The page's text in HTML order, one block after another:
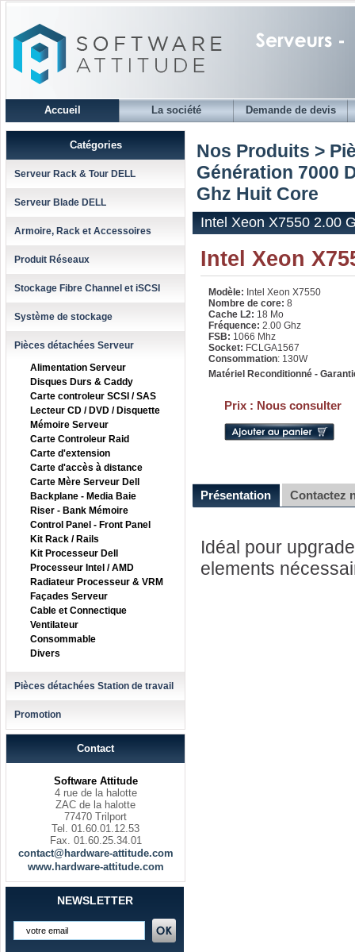
Accueil La société Demande de devis
Catégories
Serveur Rack & Tour DELL
Serveur Blade DELL
Armoire, Rack et Accessoires
Produit Réseaux
Stockage Fibre Channel et iSCSI
Système de stockage
Pièces détachées Serveur
Alimentation Serveur
Disques Durs & Caddy
Carte controleur SCSI / SAS
Lecteur CD / DVD / Disquette
Mémoire Serveur
Carte Controleur Raid
Carte d'extension
Carte d'accès à distance
Carte Mère Serveur Dell
Backplane - Media Baie
Riser - Bank Mémoire
Control Panel - Front Panel
Kit Rack / Rails
Kit Processeur Dell
Processeur Intel / AMD
Radiateur Processeur & VRM
Façades Serveur
Cable et Connectique
Ventilateur
Consommable
Divers
Pièces détachées Station de travail
Promotion
Contact
Software Attitude
4 rue de la halotte
ZAC de la halotte
77470 Trilport
Tel. 01.60.01.12.53
Fax. 01.60.25.34.01
contact@hardware-attitude.com
www.hardware-attitude.com
NEWSLETTER
Nos Produits >
Génération 7000
Ghz Huit Core
Intel Xeon X7550 2.00
Intel Xeon
Modèle: Intel Xeon X7550
Nombre de core: 8
Cache L2: 18 Mo
Fréquence: 2.00 Ghz
FSB: 1066 Mhz
Socket: FCLGA1567
Consommation: 130W
Matériel Reconditionné -
Prix : Nous consulter
Présentation Contactez
Idéal pour
elements